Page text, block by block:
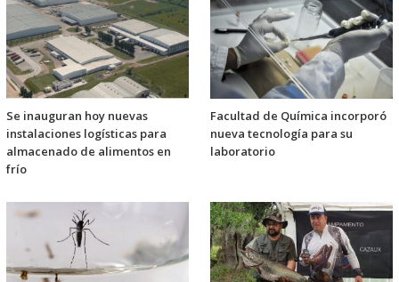
Se inauguran hoy nuevas
instalaciones logísticas para
almacenado de alimentos en
frío
Facultad de Química incorporó
nueva tecnología para su
laboratorio